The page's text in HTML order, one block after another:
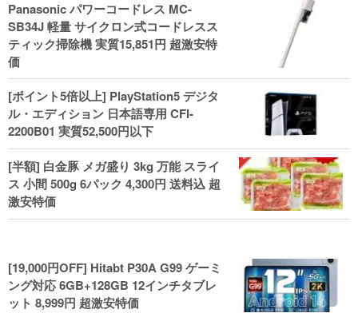
ル！
Panasonic パワーコードレス MC-
SB34J 軽量 サイクロン式コードレスス
ティック掃除機 実質15,851円 超激安特
価
[ポイント5倍以上] PlayStation5 デジタ
ル・エディション 日本語専用 CFI-
2200B01 実質52,500円以下
[半額] 白金豚 メガ盛り 3kg 万能 スライ
ス 小間 500g 6パック 4,300円 送料込 超
激安特価
[19,000円OFF] Hitabt P30A G99 ゲーミ
ング対応 6GB+128GB 12インチタブレ
ット 8,999円 超激安特価